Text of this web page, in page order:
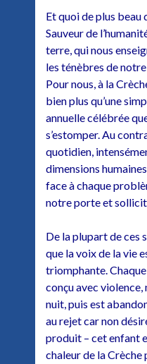
Et quoi de plus beau
Sauveur de
terre, qui nous
les ténèbres de
Pour nous, à la
bien plus qu’une
annuelle célébrée
s’estomper. Au
quotidien,
dimensions
face à chaque
notre porte et
De la plupart de ces
que la voix de la vie
triomphante.
conçu avec violence,
nuit, puis est
au rejet car non
produit – cet enfant
chaleur de la Crèche